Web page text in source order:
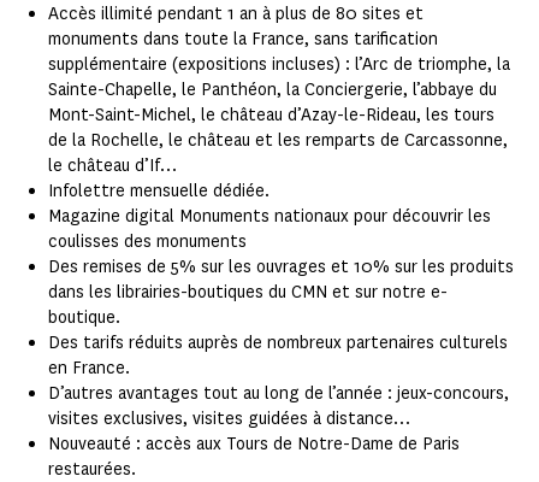
Accès illimité pendant 1 an à plus de 80 sites et
monuments dans toute la France, sans tarification
supplémentaire (expositions incluses) : l’Arc de triomphe, la
Sainte-Chapelle, le Panthéon, la Conciergerie, l’abbaye du
Mont-Saint-Michel, le château d’Azay-le-Rideau, les tours
de la Rochelle, le château et les remparts de Carcassonne,
le château d’If…
Infolettre mensuelle dédiée.
Magazine digital Monuments nationaux pour découvrir les
coulisses des monuments
Des remises de 5% sur les ouvrages et 10% sur les produits
dans les librairies-boutiques du CMN et sur notre e-
boutique.
Des tarifs réduits auprès de nombreux partenaires culturels
en France.
D’autres avantages tout au long de l’année : jeux-concours,
visites exclusives, visites guidées à distance…
Nouveauté : accès aux Tours de Notre-Dame de Paris
restaurées.